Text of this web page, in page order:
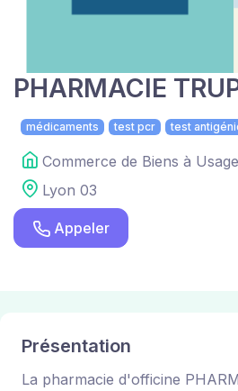
PHARMACIE
médicaments test pcr test
Commerce de Biens à
Lyon 03
Appeler
Présentation
La pharmacie d'officine